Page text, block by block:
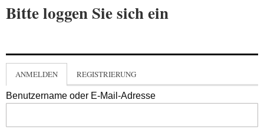
Bitte loggen Sie sich ein
ANMELDEN REGISTRIERUNG
Benutzername oder E-Mail-Adresse